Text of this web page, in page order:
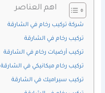
اهم العناصر
شركة تركيب رخام في الشارقة
تركيب رخام في الشارقة
تركيب أرضيات رخام في الشارقة
تركيب رخام ميكانيكي في الشارقة
تركيب سيراميك في الشارقة